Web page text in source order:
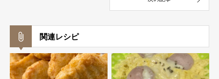
関連レシピ